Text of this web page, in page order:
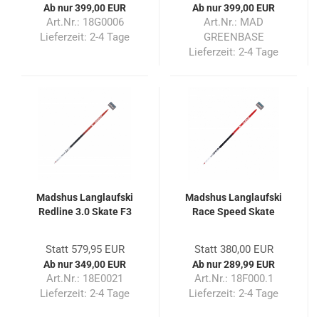
Ab nur 399,00 EUR
Art.Nr.: 18G0006
Lieferzeit: 2-4 Tage
Ab nur 399,00 EUR
Art.Nr.: MAD
GREENBASE
Lieferzeit: 2-4 Tage
Madshus Langlaufski
Redline 3.0 Skate F3
Statt 579,95 EUR
Ab nur 349,00 EUR
Art.Nr.: 18E0021
Lieferzeit: 2-4 Tage
Madshus Langlaufski
Race Speed Skate
Statt 380,00 EUR
Ab nur 289,99 EUR
Art.Nr.: 18F000.1
Lieferzeit: 2-4 Tage